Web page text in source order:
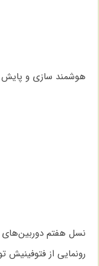
هوشمند سازی و
نسل هفتم
رونمایی از